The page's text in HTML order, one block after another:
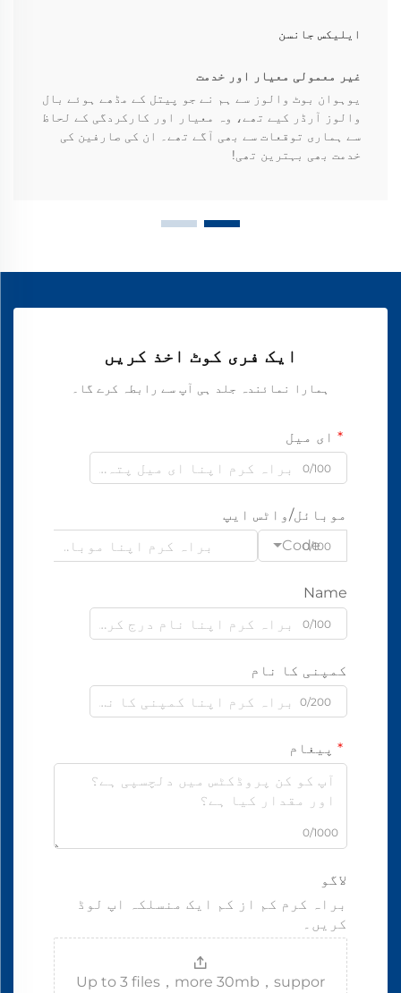
ایلیکس جانسن
غیر معمولی معیار اور خدمت
یوہوان بوٹ والوز سے ہم نے جو پیتل کے مڈھے ہوئے بال
والوز آرڈر کیے تھے، وہ معیار اور کارکردگی کے لحاظ
سے ہماری توقعات سے بھی آگے تھے۔ ان کی صارفین کی
خدمت بھی بہترین تھی!
ایک فری کوٹ اخذ کریں
ہمارا نمائندہ جلد ہی آپ سے رابطہ کرے گا۔
ای میل
0/100
موبائل/واٹس ایپ
Code
0/100
Name
0/100
کمپنی کا نام
0/200
پیغام
0/1000
لاگو
براہ کرم کم از کم ایک منسلکہ اپ لوڈ
کریں۔
Up to 3 files，more 30mb，suppor